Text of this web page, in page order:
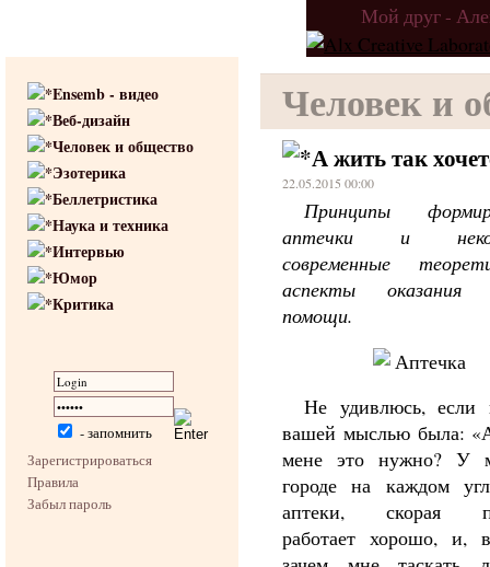
Мой друг -
Ensemb - видео
Веб-дизайн
Человек и общество
Эзотерика
Беллетристика
Наука и техника
Интервью
Юмор
Критика
- запомнить
Зарегистрироваться
Правила
Забыл пароль
Человек и
А жить так
22.05.2015 00:00
Принципы
аптечки и
современные
аспекты оказания
помощи.
Не удивлюсь, если
вашей мыслью была:
мене это нужно? У
городе на каждом
аптеки, скорая
работает хорошо, и,